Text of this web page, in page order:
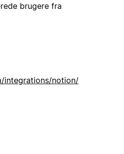
brugere fra
integrations/notion/